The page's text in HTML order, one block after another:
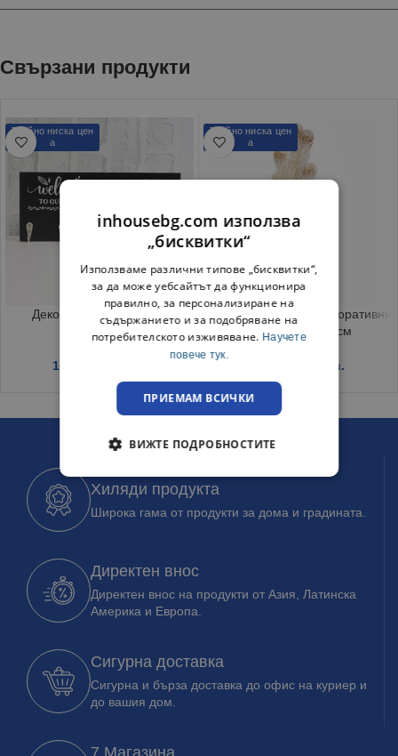
Свързани продукти
Трайно ниска цен
а
Декорация за стена с 3
закачалки
1.51
Трайно ниска цен
а
Изкуствено цвете с декоративни
златни пера 99 см
/ 1.45 лв.
Хиляди продукта
Широка гама от продукти за дома и градината.
Директен внос
Директен внос на продукти от Азия, Латинска
Америка и Европа.
Сигурна доставка
Сигурна и бърза доставка до офис на куриер и
до вашия дом.
7 Магазина
inhousebg.com използва
„бисквитки“
Използваме различни типове „бисквитки“,
за да може уебсайтът да функционира
правилно, за персонализиране на
съдържанието и за подобряване на
потребителското изживяване. Научете
повече тук.
ПРИЕМАМ ВСИЧКИ
ВИЖТЕ ПОДРОБНОСТИТЕ